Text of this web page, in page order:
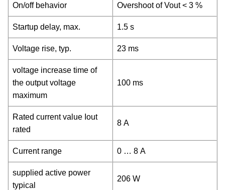
On/off behavior Overshoot of Vout < 3 %
Startup delay, max. 1.5 s
Voltage rise, typ. 23 ms
voltage increase time of
the output voltage
maximum
100 ms
Rated current value Iout
rated
8 A
Current range 0 … 8 A
supplied active power
typical
206 W